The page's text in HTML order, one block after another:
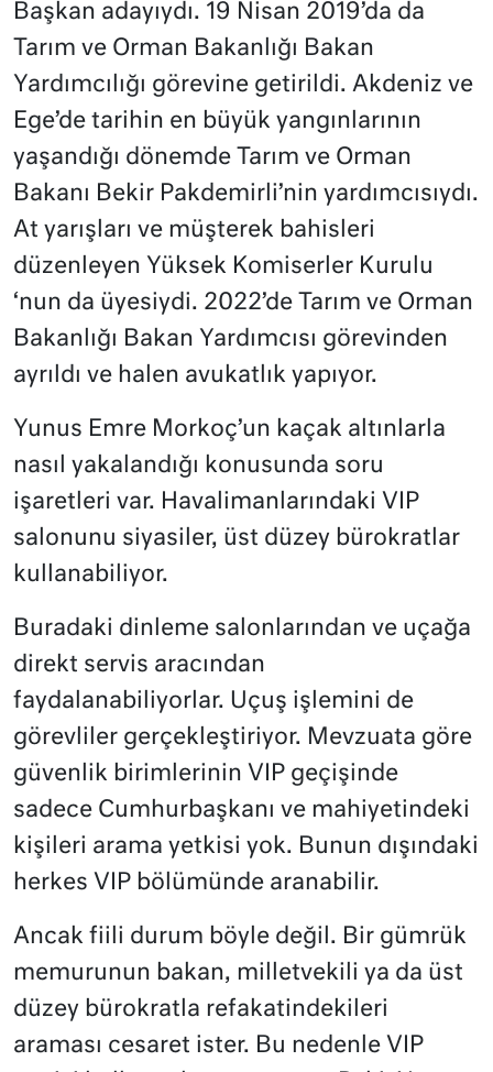
Başkan adayıydı. 19 Nisan 2019’da da
Tarım ve Orman Bakanlığı Bakan
Yardımcılığı görevine getirildi. Akdeniz ve
Ege’de tarihin en büyük yangınlarının
yaşandığı dönemde Tarım ve Orman
Bakanı Bekir Pakdemirli’nin yardımcısıydı.
At yarışları ve müşterek bahisleri
düzenleyen Yüksek Komiserler Kurulu
‘nun da üyesiydi. 2022’de Tarım ve Orman
Bakanlığı Bakan Yardımcısı görevinden
ayrıldı ve halen avukatlık yapıyor.
Yunus Emre Morkoç’un kaçak altınlarla
nasıl yakalandığı konusunda soru
işaretleri var. Havalimanlarındaki VIP
salonunu siyasiler, üst düzey bürokratlar
kullanabiliyor.
Buradaki dinleme salonlarından ve uçağa
direkt servis aracından
faydalanabiliyorlar. Uçuş işlemini de
görevliler gerçekleştiriyor. Mevzuata göre
güvenlik birimlerinin VIP geçişinde
sadece Cumhurbaşkanı ve mahiyetindeki
kişileri arama yetkisi yok. Bunun dışındaki
herkes VIP bölümünde aranabilir.
Ancak fiili durum böyle değil. Bir gümrük
memurunun bakan, milletvekili ya da üst
düzey bürokratla refakatindekileri
araması cesaret ister. Bu nedenle VIP